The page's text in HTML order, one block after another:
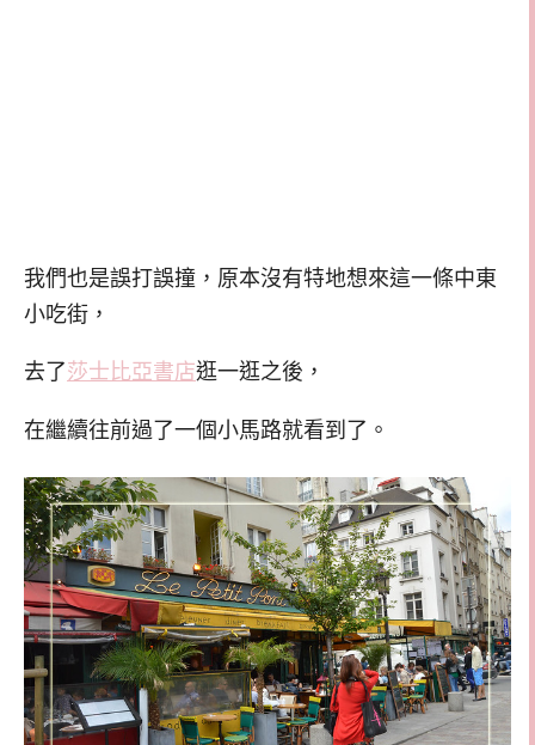
我們也是誤打誤撞，原本沒有特地想來這一條中東
小吃街，
去了莎士比亞書店逛一逛之後，
在繼續往前過了一個小馬路就看到了。